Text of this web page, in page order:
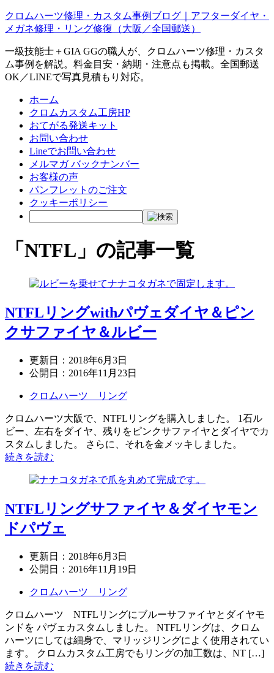
クロムハーツ修理・カスタム事例ブログ｜アフターダイヤ・
メガネ修理・リング修復（大阪／全国郵送）
一級技能士＋GIA GGの職人が、クロムハーツ修理・カスタ
ム事例を解説。料金目安・納期・注意点も掲載。全国郵送
OK／LINEで写真見積もり対応。
ホーム
クロムカスタム工房HP
おてがる発送キット
お問い合わせ
Lineでお問い合わせ
メルマガ バックナンバー
お客様の声
パンフレットのご注文
クッキーポリシー
「NTFL」の記事一覧
NTFLリングwithパヴェダイヤ＆ピン
クサファイヤ＆ルビー
更新日： 2018年6月3日
公開日： 2016年11月23日
クロムハーツ リング
クロムハーツ大阪で、NTFLリングを購入しました。 1石ル
ビー、左右をダイヤ、残りをピンクサファイヤとダイヤでカ
スタムしました。 さらに、それを金メッキしました。
続きを読む
NTFLリングサファイヤ＆ダイヤモン
ドパヴェ
更新日： 2018年6月3日
公開日： 2016年11月19日
クロムハーツ リング
クロムハーツ NTFLリングにブルーサファイヤとダイヤモ
ンドを パヴェカスタムしました。 NTFLリングは、クロム
ハーツにしては細身で、マリッジリングによく使用されてい
ます。 クロムカスタム工房でもリングの加工数は、NT […]
続きを読む